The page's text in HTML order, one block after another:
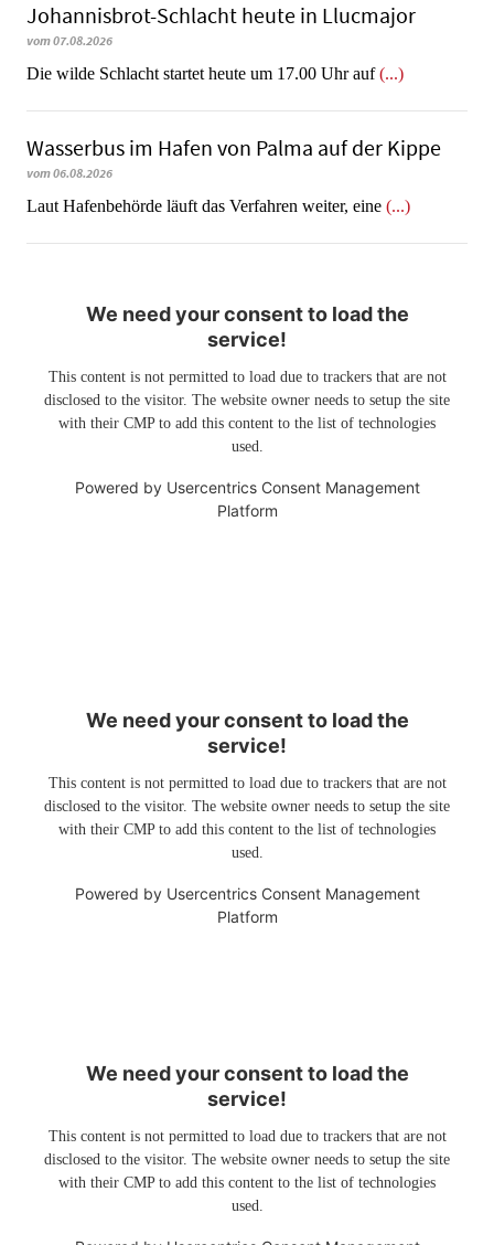
Johannisbrot-Schlacht heute in Llucmajor
vom 07.08.2026
Die wilde Schlacht startet heute um 17.00 Uhr auf(...)
Wasserbus im Hafen von Palma auf der Kippe
vom 06.08.2026
Laut Hafenbehörde läuft das Verfahren weiter, eine (...)
We need your consent to load the
service!
This content is not permitted to load due to trackers that are not
disclosed to the visitor. The website owner needs to setup the site
with their CMP to add this content to the list of technologies
used.
Powered by Usercentrics Consent Management
Platform
We need your consent to load the
service!
This content is not permitted to load due to trackers that are not
disclosed to the visitor. The website owner needs to setup the site
with their CMP to add this content to the list of technologies
used.
Powered by Usercentrics Consent Management
Platform
We need your consent to load the
service!
This content is not permitted to load due to trackers that are not
disclosed to the visitor. The website owner needs to setup the site
with their CMP to add this content to the list of technologies
used.